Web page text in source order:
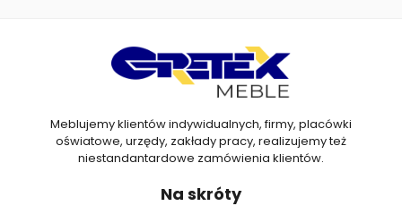
Meblujemy klientów indywidualnych, firmy, placówki
oświatowe, urzędy, zakłady pracy, realizujemy też
niestandantardowe zamówienia klientów.
Na skróty